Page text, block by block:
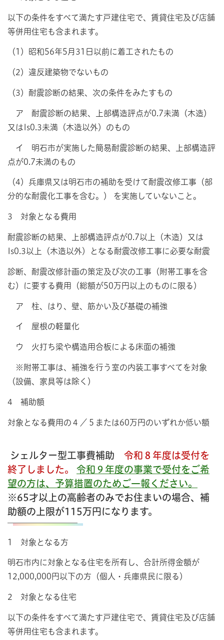
以下の条件をすべて満たす戸建住宅で、賃貸住宅及び店舗
等併用住宅も含まれます。
（1）昭和56年5月31日以前に着工されたもの
（2）違反建築物でないもの
（3）耐震診断の結果、次の条件をみたすもの
ア 耐震診断の結果、上部構造評点が0.7未満（木造）
又はIs0.3未満（木造以外）のもの
イ 明石市が実施した簡易耐震診断の結果、上部構造評
点が0.7未満のもの
（4）兵庫県又は明石市の補助を受けて耐震改修工事（部
分的な耐震化工事を含む。）
を実施していないこと。
3 対象となる費用
耐震診断の結果、上部構造評点が0.7以上（木造）又は
Is0.3以上（木造以外）となる耐震改修工事に必要な耐震
診断、耐震改修計画の策定及び次の工事（附帯工事を含
む）に要する費用（総額が50万円以上のものに限る）
ア 柱、はり、壁、筋かい及び基礎の補強
イ 屋根の軽量化
ウ 火打ち梁や構造用合板による床面の補強
※附帯工事は、補強を行う室の内装工事すべてを対象
（設備、家具等は除く）
4 補助額
対象となる費用の４／５または60万円のいずれか低い額
シェルター型工事費補助 令和８年度は受付を
終了しました。
令和９年度の事業で受付をご希
望の方は、予算措置のためご一報ください。
※65才以上の高齢者のみでお住まいの場合、補
助額の上限が115万円になります。
1 対象となる方
明石市内に対象となる住宅を所有し、合計所得金額が
12,000,000円以下の方（個人・兵庫県民に限る）
2 対象となる住宅
以下の条件をすべて満たす戸建住宅で、賃貸住宅及び店舗
等併用住宅も含まれます。